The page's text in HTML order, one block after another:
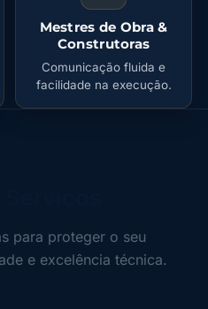
Mestres de Obra &
Construtoras
Comunicação fluida e
facilidade na execução.
para proteger o seu
e excelência técnica.